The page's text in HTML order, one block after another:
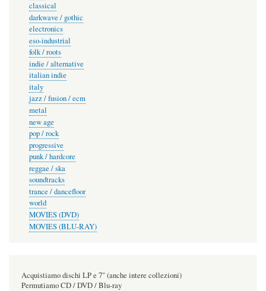
classical
darkwave / gothic
electronics
eso-industrial
folk / roots
indie / alternative
italian indie
italy
jazz / fusion / ecm
metal
new age
pop / rock
progressive
punk / hardcore
reggae / ska
soundtracks
trance / dancefloor
world
MOVIES (DVD)
MOVIES (BLU-RAY)
Acquistiamo dischi LP e 7" (anche intere collezioni)
Permutiamo CD / DVD / Blu-ray